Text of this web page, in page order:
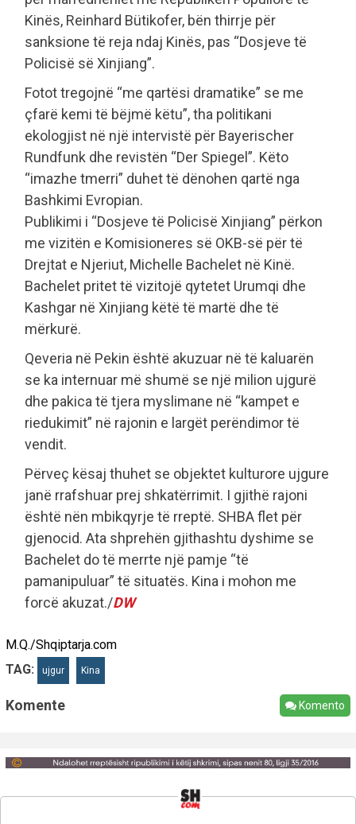
Kinës, Reinhard Bütikofer, bën thirrje për
sanksione të reja ndaj Kinës, pas “Dosjeve të
Policisë së Xinjiang”.
Fotot tregojnë “me qartësi dramatike” se me
çfarë kemi të bëjmë këtu”, tha politikani
ekologjist në një intervistë për Bayerischer
Rundfunk dhe revistën “Der Spiegel”. Këto
“imazhe tmerri” duhet të dënohen qartë nga
Bashkimi Evropian.
Publikimi i “Dosjeve të Policisë Xinjiang” përkon
me vizitën e Komisioneres së OKB-së për të
Drejtat e Njeriut, Michelle Bachelet në Kinë.
Bachelet pritet të vizitojë qytetet Urumqi dhe
Kashgar në Xinjiang këtë të martë dhe të
mërkurë.
Qeveria në Pekin është akuzuar në të kaluarën
se ka internuar më shumë se një milion ujgurë
dhe pakica të tjera myslimane në “kampet e
riedukimit” në rajonin e largët perëndimor të
vendit.
Përveç kësaj thuhet se objektet kulturore ujgure
janë rrafshuar prej shkatërrimit. I gjithë rajoni
është nën mbikqyrje të rreptë. SHBA flet për
gjenocid. Ata shprehën gjithashtu dyshime se
Bachelet do të merrte një pamje “të
pamanipuluar” të situatës. Kina i mohon me
forcë akuzat./DW
M.Q./Shqiptarja.com
TAG:
ujgur Kina
Komente Komento